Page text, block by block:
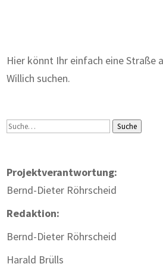
Hier könnt Ihr einfach eine Straße
Willich suchen.
Suche Suche
Projektverantwortung:
Bernd-Dieter Röhrscheid
Redaktion:
Bernd-Dieter Röhrscheid
Harald Brülls